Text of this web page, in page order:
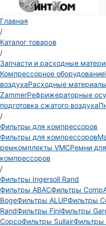
Главная
/
Каталог товаров
/
Запчасти и расходные
Компрессорное оборудование
воздухаРасходные
ZammerРефрижераторные
подготовка сжатого воздуха
/
Фильтры для компрессоров
Фильтры для компрессоров
ремкомплекты VMCРемни
компрессоров
/
Фильтры Ingersoll Rand
Фильтры ABACФильтры
BogeФильтры ALUPФильтры
RandФильтры FiniФильтры
CopcoФильтры SullairФильтры